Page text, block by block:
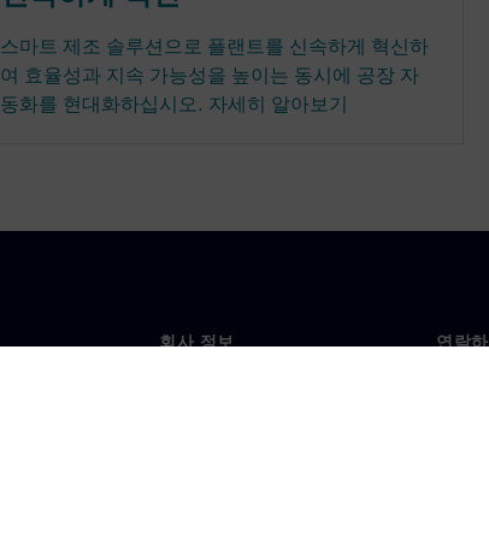
스마트 제조 솔루션으로 플랜트를 신속하게 혁신하
여 효율성과 지속 가능성을 높이는 동시에 공장 자
동화를 현대화하십시오. 자세히 알아보기
회사 정보 연락하